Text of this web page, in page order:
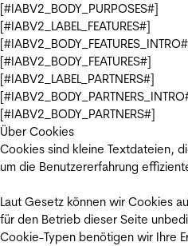
[#IABV2_BODY_PURPOSES#]
[#IABV2_LABEL_FEATURES#]
[#IABV2_BODY_FEATURES#]
[#IABV2_LABEL_PARTNERS#]
[#IABV2_BODY_PARTNERS#]
Über Cookies
Cookies sind kleine Textdateien,
um die Benutzererfahrung
Laut Gesetz können wir Cookies
für den Betrieb dieser Seite
Cookie-Typen benötigen wir Ihre